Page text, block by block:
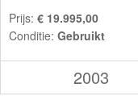
Prijs: € 19.995,00
Conditie: Gebruikt
2003